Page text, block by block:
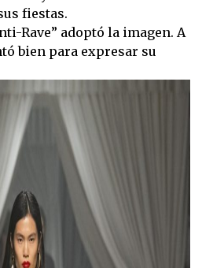
fiestas.
Rave” adoptó la imagen. A
bien para expresar su